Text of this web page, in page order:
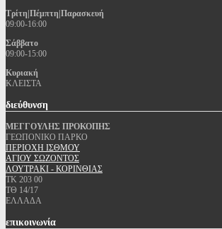
Τρίτη|Πέμπτη|Παρασκευή
09:00-16:00
Σάββατο
09:00-15:00
Κυριακή
ΚΛΕΙΣΤΑ
διεύθυνση
ΜΕΓΓΟΥΛΗΣ ΠΡΟΚΟΠΗΣ
ΓΕΩΠΟΝΙΚΟ ΠΑΡΚΟ
ΠΕΡΙΟΧΗ ΙΣΘΜΟΥ
ΑΓΙΟΥ ΣΩΖΟΝΤΟΣ
ΛΟΥΤΡΑΚΙ - ΚΟΡΙΝΘΙΑΣ
ΤΚ 203 00
ΤΘ 14/17
ΕΛΛΑΔΑ
επικοινωνία